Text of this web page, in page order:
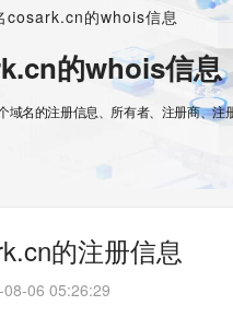
cosark.cn的whois信息
的whois信息
域名的注册信息、所有者、注册商、注
的注册信息
06 05:26:29